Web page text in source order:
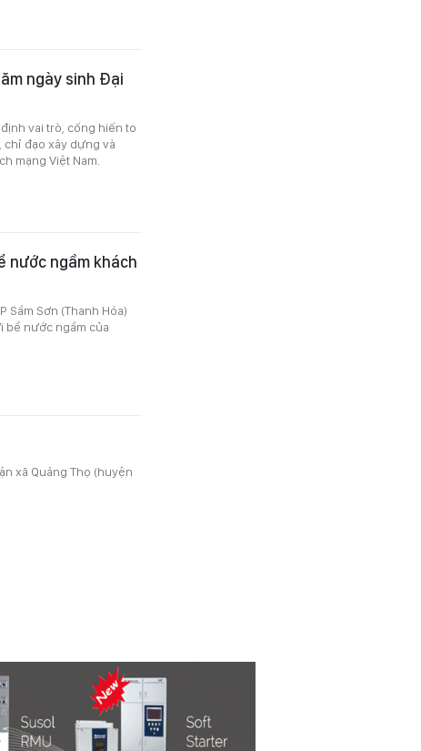
ngày sinh Đại
vai trò, cống hiến to
chỉ đạo xây dựng và
mạng Việt Nam.
nước ngầm khách
Sầm Sơn (Thanh Hóa)
bể nước ngầm của
xã Quảng Thọ (huyện